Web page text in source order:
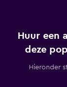
Huur een
deze
Hieronder